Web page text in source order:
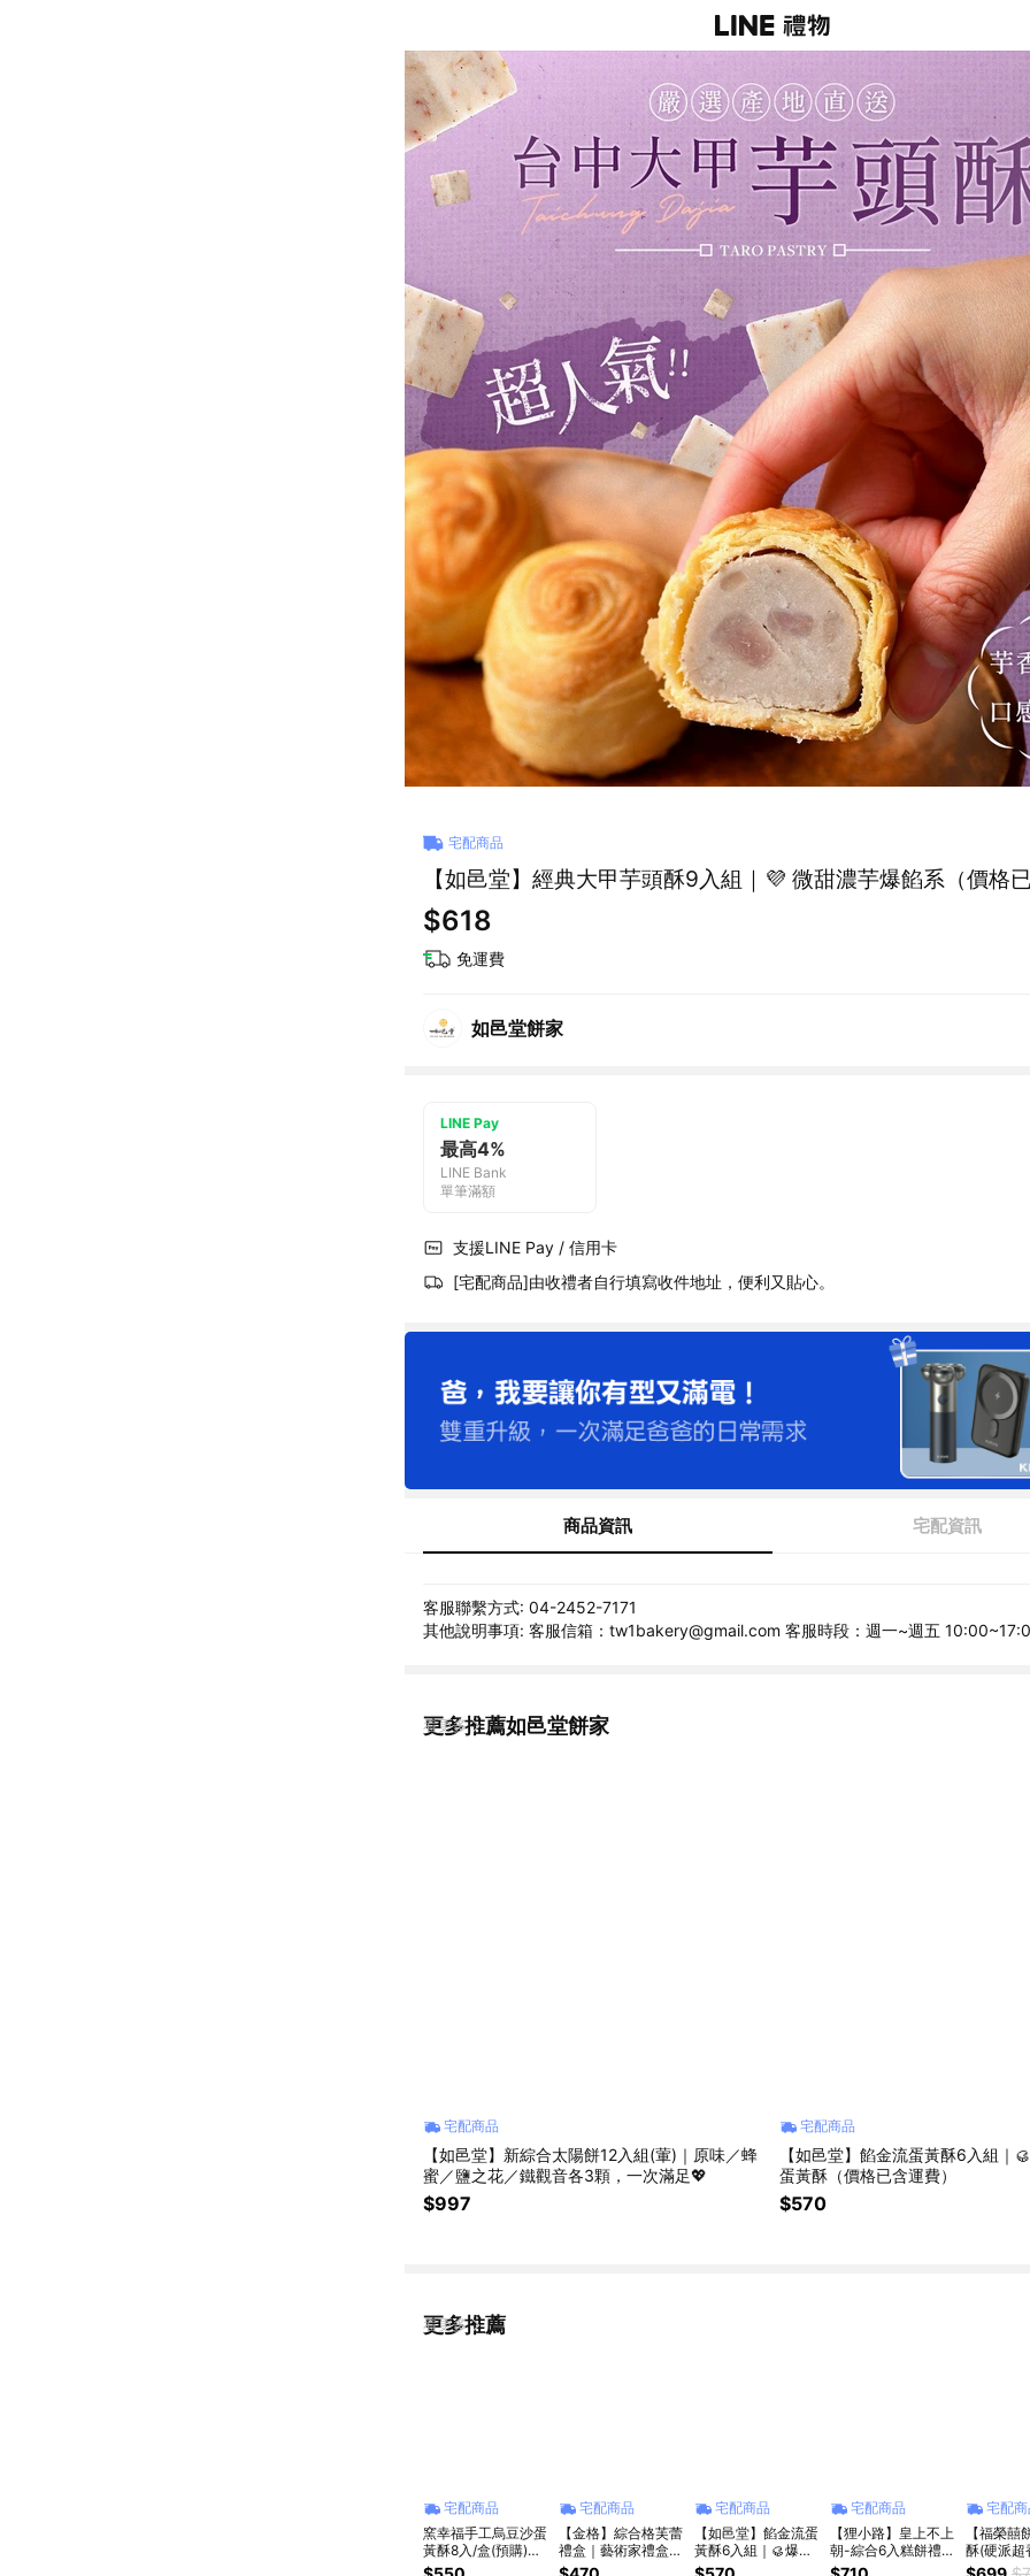
宅配商品
【如邑堂】經典大甲芋頭酥9入組｜💜 微甜濃芋爆餡系（價格
$618
免運費
如邑堂餅家
LINE Pay
最高4%
LINE Bank
單筆滿額
支援LINE Pay / 信用卡
[宅配商品]由收禮者自行填寫收件地址，便利又貼心。
商品資訊 宅配資訊
客服聯繫方式: 04-2452-7171
其他說明事項: 客服信箱：tw1bakery@gmail.com 客服時段：週一~週五
更多推薦如邑堂餅家
看更多
宅配商品
【如邑堂】新綜合太陽餅12入組(葷)｜原味／蜂
蜜／鹽之花／鐵觀音各3顆，一次滿足💖
$997
宅配商品
【如邑堂】餡金流蛋黃酥6入組｜
蛋黃酥（價格已含運費）
$570
更多推薦
看更多
宅配商品
窯幸福手工烏豆沙蛋
黃酥8入/盒(預購)中
秋預購
宅配商品
【金格】綜合格芙蕾
禮盒｜藝術家禮盒｜
伴手禮｜生日禮物｜
宅配商品
【如邑堂】餡金流蛋
黃酥6入組｜🥮爆紅
款流沙蛋黃酥（價格
宅配商品
【狸小路】皇上不上
朝-綜合6入糕餅禮盒
⎢中秋禮盒⎢
宅配
【福榮囍
酥(硬派超
感)(12入)